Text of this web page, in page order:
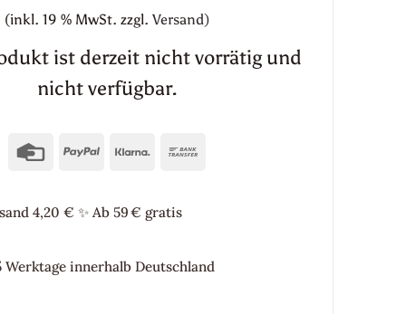
(inkl. 19 % MwSt. zzgl. Versand)
ist derzeit nicht vorrätig und
nicht verfügbar.
CreditPayPalKlarna
4,20 € ✨Ab 59 € gratis
Werktage innerhalb Deutschland